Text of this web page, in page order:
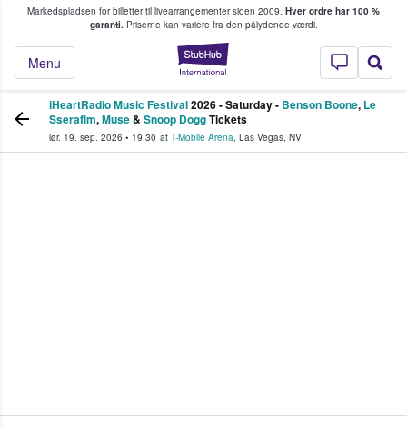
Markedspladsen for billetter til livearrangementer siden 2009. Hver ordre har 100 %
garanti.Priserne kan variere fra den pålydende værdi.
StubHub - Hvor
Menu
køber og sælger billetter
iHeartRadio Music Festival2026 - Saturday - Benson Boone, Le
Sserafim,Muse& Snoop DoggTickets
lør. 19. sep. 2026 • 19.30 at T-Mobile Arena, Las Vegas, NV